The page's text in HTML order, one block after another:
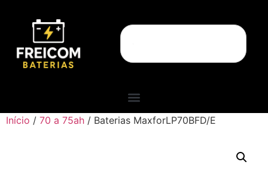
Início / 70 a 75ah / Baterias MaxforLP70BFD/E